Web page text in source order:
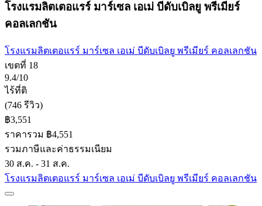
โรงแรมลิตเตอแรร์ มาร์เซล เอเม่ บีดับเบิลยู พรีเมียร์
คอลเลกชัน
โรงแรมลิตเตอแรร์ มาร์เซล เอเม่ บีดับเบิลยู พรีเมียร์ คอลเลกชัน
เขตที่ 18
9.4/10
ไร้ที่ติ
(746 รีวิว)
฿3,551
ราคารวม ฿4,551
รวมภาษีและค่าธรรมเนียม
30 ส.ค. - 31 ส.ค.
โรงแรมลิตเตอแรร์ มาร์เซล เอเม่ บีดับเบิลยู พรีเมียร์ คอลเลกชัน